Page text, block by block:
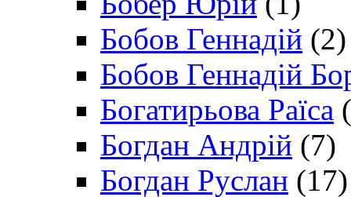
Бобов Геннадій (2)
Бобов Геннадій
Богатирьова Раїса
Богдан Андрій (7)
Богдан Руслан (17)